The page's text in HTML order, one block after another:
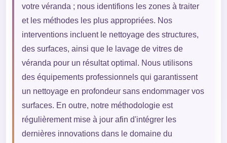
votre véranda ; nous identifions les zones à traiter
et les méthodes les plus appropriées. Nos
interventions incluent le nettoyage des structures,
des surfaces, ainsi que le lavage de vitres de
véranda pour un résultat optimal. Nous utilisons
des équipements professionnels qui garantissent
un nettoyage en profondeur sans endommager vos
surfaces. En outre, notre méthodologie est
régulièrement mise à jour afin d'intégrer les
dernières innovations dans le domaine du